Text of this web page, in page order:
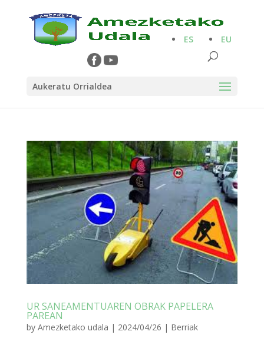
Aukeratu Orrialdea
ES EU
UR SANEAMENTUAREN OBRAK PAPELERA
PAREAN
by Amezketako udala | 2024/04/26 | Berriak